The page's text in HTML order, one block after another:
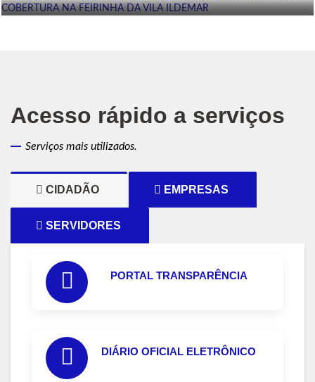
Acesso rápido a serviços
Serviços mais utilizados.
CIDADÃO EMPRESAS
SERVIDORES
PORTAL TRANSPARÊNCIA
DIÁRIO OFICIAL ELETRÔNICO